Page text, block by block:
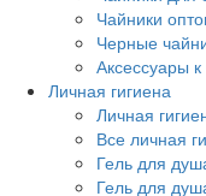
Чайники
Черные
Аксессуары
Личная гигиена
Личная
Все личная
Гель для
Гель для